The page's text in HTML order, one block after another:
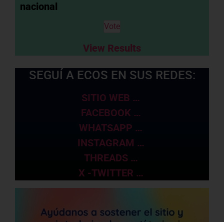
nacional
View Results
SEGUÍ A ECOS EN SUS REDES:
SITIO WEB …
FACEBOOK …
WHATSAPP …
INSTAGRAM …
THREADS …
X -TWITTER …